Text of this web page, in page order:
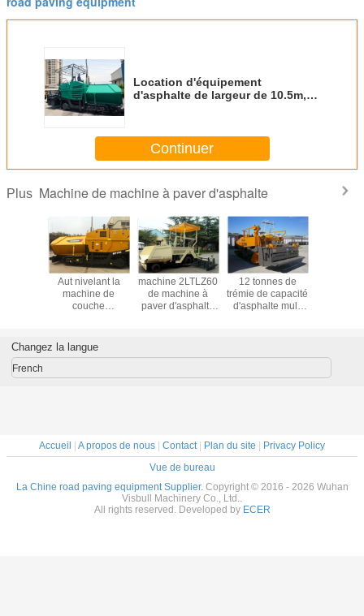
Location d'équipement
d'asphalte de largeur de 10.5m,
à paver
Continuer
Plus Machine de machine à paver d'asphalte
a
70KW
Aut nivelant la
machine de
couche
pavage concrètes
d'asphalte de
machine 2LTLZ60
de machine à
paver d'asphalte
diesel de
12 tonnes de
trémie de capacité
d'asphalte multi
de
Changez la langue
French
Accueil A propos de nous Contact| Plan du site
Privacy Policy
Vue de bureau
La Chine road paving equipment Supplier. Copyright © 2016 - 2026 Wuhan
Visbull Machinery Co., Ltd..
All rights reserved. Developed by ECER